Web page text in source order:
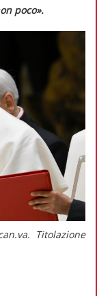
poco».
Titolazione